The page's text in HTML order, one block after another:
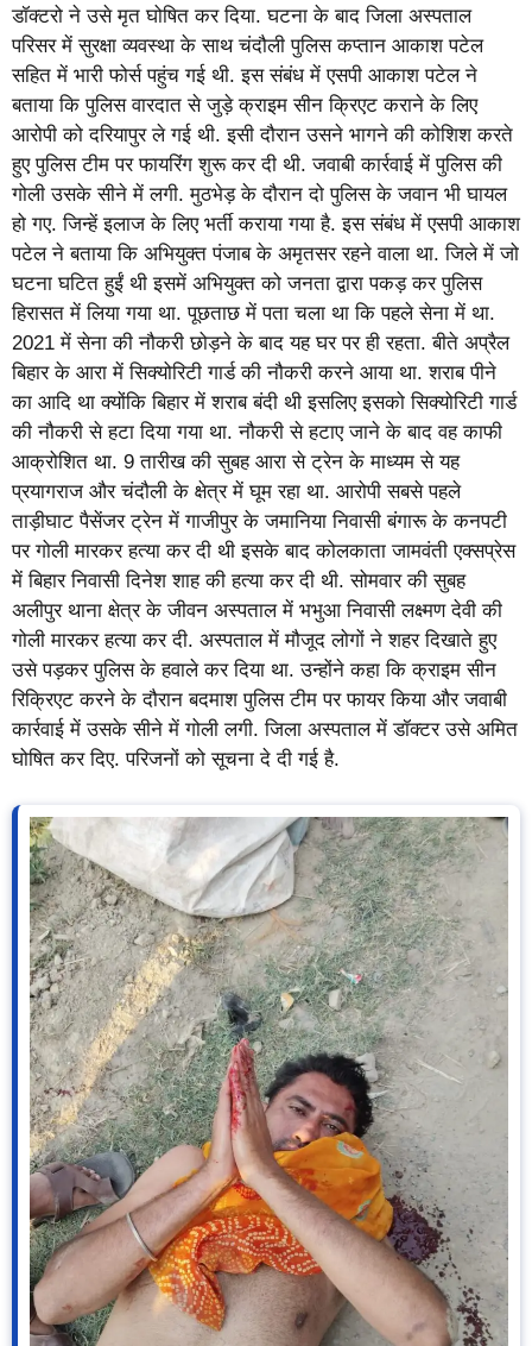
डॉक्टरो ने उसे मृत घोषित कर दिया. घटना के बाद जिला अस्पताल
परिसर में सुरक्षा व्यवस्था के साथ चंदौली पुलिस कप्तान आकाश पटेल
सहित में भारी फोर्स पहुंच गई थी. इस संबंध में एसपी आकाश पटेल ने
बताया कि पुलिस वारदात से जुड़े क्राइम सीन क्रिएट कराने के लिए
आरोपी को दरियापुर ले गई थी. इसी दौरान उसने भागने की कोशिश करते
हुए पुलिस टीम पर फायरिंग शुरू कर दी थी. जवाबी कार्रवाई में पुलिस की
गोली उसके सीने में लगी. मुठभेड़ के दौरान दो पुलिस के जवान भी घायल
हो गए. जिन्हें इलाज के लिए भर्ती कराया गया है. इस संबंध में एसपी आकाश
पटेल ने बताया कि अभियुक्त पंजाब के अमृतसर रहने वाला था. जिले में जो
घटना घटित हुईं थी इसमें अभियुक्त को जनता द्वारा पकड़ कर पुलिस
हिरासत में लिया गया था. पूछताछ में पता चला था कि पहले सेना में था.
2021 में सेना की नौकरी छोड़ने के बाद यह घर पर ही रहता. बीते अप्रैल
बिहार के आरा में सिक्योरिटी गार्ड की नौकरी करने आया था. शराब पीने
का आदि था क्योंकि बिहार में शराब बंदी थी इसलिए इसको सिक्योरिटी गार्ड
की नौकरी से हटा दिया गया था. नौकरी से हटाए जाने के बाद वह काफी
आक्रोशित था. 9 तारीख की सुबह आरा से ट्रेन के माध्यम से यह
प्रयागराज और चंदौली के क्षेत्र में घूम रहा था. आरोपी सबसे पहले
ताड़ीघाट पैसेंजर ट्रेन में गाजीपुर के जमानिया निवासी बंगारू के कनपटी
पर गोली मारकर हत्या कर दी थी इसके बाद कोलकाता जामवंती एक्सप्रेस
में बिहार निवासी दिनेश शाह की हत्या कर दी थी. सोमवार की सुबह
अलीपुर थाना क्षेत्र के जीवन अस्पताल में भभुआ निवासी लक्ष्मण देवी की
गोली मारकर हत्या कर दी. अस्पताल में मौजूद लोगों ने शहर दिखाते हुए
उसे पड़कर पुलिस के हवाले कर दिया था. उन्होंने कहा कि क्राइम सीन
रिक्रिएट करने के दौरान बदमाश पुलिस टीम पर फायर किया और जवाबी
कार्रवाई में उसके सीने में गोली लगी. जिला अस्पताल में डॉक्टर उसे अमित
घोषित कर दिए. परिजनों को सूचना दे दी गई है.